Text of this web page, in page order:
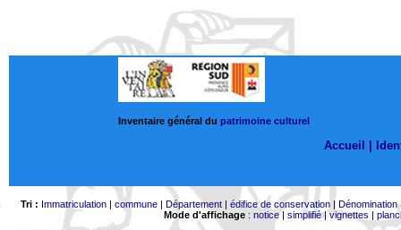
Inventaire général du patrimoine culturel
Accueil |
Tri : Immatriculation| commune| Département| édifice de conservation| Dénomination
Mode d'affichage: notice| simplifié|vignettes |